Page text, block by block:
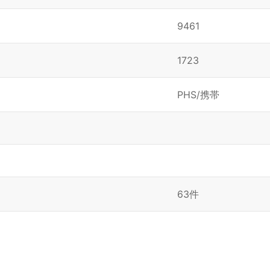
9461
1723
PHS/携帯
63件